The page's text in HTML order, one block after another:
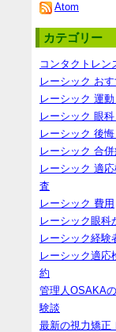
Atom
カテゴリー
コンタクトレン
レーシック お
レーシック 運
レーシック 眼
レーシック 後
レーシック 合
レーシック 適
査
レーシック 費用
レーシック眼科
レーシック経験
レーシック適応
約
管理人OSAKA
験談
最新の視力矯正